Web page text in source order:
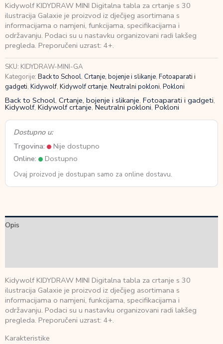
Digitalna
tabla
za
crtanje
s
30
ilustracija
Galaxie
količina
Kidywolf KIDYDRAW MINI Digitalna tabla za crtanje s 30
ilustracija Galaxie je proizvod iz dječijeg asortimana s
informacijama o namjeni, funkcijama, specifikacijama i
održavanju. Podaci su u nastavku organizovani radi lakšeg
pregleda. Preporučeni uzrast: 4+.
SKU: KIDYDRAW-MINI-GA
Kategorije: Back to School, Crtanje, bojenje i slikanje, Fotoaparati i
gadgeti, Kidywolf, Kidywolf crtanje, Neutralni pokloni, Pokloni
Back to School, Crtanje, bojenje i slikanje, Fotoaparati i gadgeti,
Kidywolf, Kidywolf crtanje,Neutralni pokloni, Pokloni
Dostupno u:
Trgovina:
Nije dostupno
Online:
Dostupno
Ovaj proizvod je dostupan samo za online dostavu.
Opis
Kidywolf KIDYDRAW MINI Digitalna tabla za crtanje s 30
ilustracija Galaxie je proizvod iz dječijeg asortimana s
informacijama o namjeni, funkcijama, specifikacijama i
održavanju. Podaci su u nastavku organizovani radi lakšeg
pregleda. Preporučeni uzrast: 4+.
Karakteristike